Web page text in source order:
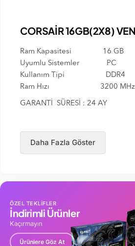
CORSAİR 16GB(2X8)
Ram Kapasitesi 16 GB
Uyumlu Sistemler PC
Kullanım Tipi DDR4
Ram Hızı 3200 MHz
GARANTİ SÜRESİ : 24 AY
Daha Fazla Göster
ÖZEL TEKLİFLER
İndirimli Ürünler
Kaçırmayın
Ürünlere Göz At